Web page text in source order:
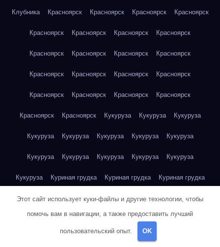
Клубника Красноярск Красноярск Красноярск Красноярск
Красноярск Красноярск Красноярск Красноярск
Красноярск Красноярск Красноярск Красноярск
Красноярск Красноярск Красноярск Красноярск
Красноярск Красноярск Красноярск Красноярск
Красноярск Красноярск Кукуруза Кукуруза Кукуруза
Кукуруза Кукуруза Кукуруза Кукуруза Кукуруза
Кукуруза Кукуруза Кукуруза Кукуруза Кукуруза
Кукуруза Куриная грудка Куриная грудка Куриная грудка
Куриная грудка Куриная грудка Куриная грудка
Куриная грудка Куриная грудка
Куриная грудка
Этот сайт использует куки-файлы и другие технологии, чтобы
помочь вам в навигации, а также предоставить лучший
пользовательский опыт. OK